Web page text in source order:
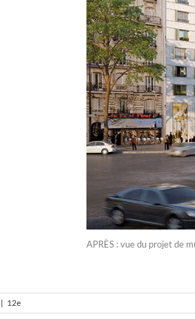
APRÈS : vue du projet de
| 12e